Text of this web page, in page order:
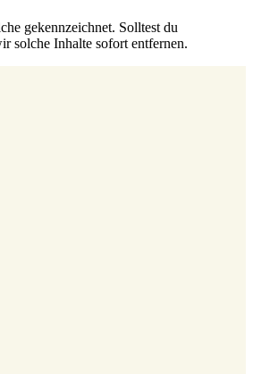
gekennzeichnet. Solltest du
solche Inhalte sofort entfernen.